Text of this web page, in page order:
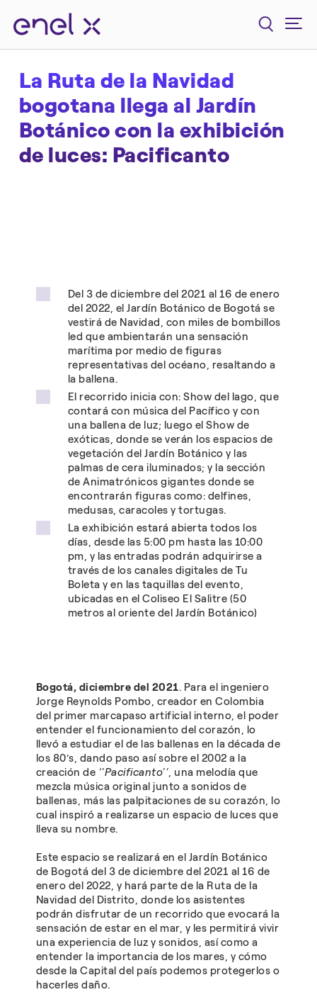
La Ruta de la Navidad
bogotana llega al Jardín
Botánico con la exhibición
de luces: Pacificanto
Del 3 de diciembre del 2021 al 16 de enero
del 2022, el Jardín Botánico de Bogotá se
vestirá de Navidad, con miles de bombillos
led que ambientarán una sensación
marítima por medio de figuras
representativas del océano, resaltando a
la ballena.
El recorrido inicia con: Show del lago, que
contará con música del Pacífico y con
una ballena de luz; luego el Show de
exóticas, donde se verán los espacios de
vegetación del Jardín Botánico y las
palmas de cera iluminados; y la sección
de Animatrónicos gigantes donde se
encontrarán figuras como: delfines,
medusas, caracoles y tortugas.
La exhibición estará abierta todos los
días, desde las 5:00 pm hasta las 10:00
pm, y las entradas podrán adquirirse a
través de los canales digitales de Tu
Boleta y en las taquillas del evento,
ubicadas en el Coliseo El Salitre (50
metros al oriente del Jardín Botánico)
Bogotá, diciembre del 2021. Para el ingeniero
Jorge Reynolds Pombo, creador en Colombia
del primer marcapaso artificial interno, el poder
entender el funcionamiento del corazón, lo
llevó a estudiar el de las ballenas en la década de
los 80’s, dando paso así sobre el 2002 a la
creación de ‘’Pacificanto’’, una melodía que
mezcla música original junto a sonidos de
ballenas, más las palpitaciones de su corazón, lo
cual inspiró a realizarse un espacio de luces que
lleva su nombre.
Este espacio se realizará en el Jardín Botánico
de Bogotá del 3 de diciembre del 2021 al 16 de
enero del 2022, y hará parte de la Ruta de la
Navidad del Distrito, donde los asistentes
podrán disfrutar de un recorrido que evocará la
sensación de estar en el mar, y les permitirá vivir
una experiencia de luz y sonidos, así como a
entender la importancia de los mares, y cómo
desde la Capital del país podemos protegerlos o
hacerles daño.